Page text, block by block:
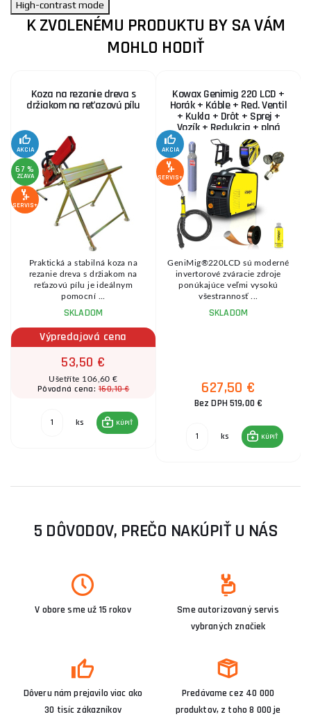
High-contrast mode
K ZVOLENÉMU PRODUKTU BY SA VÁM
MOHLO HODIŤ
Koza na rezanie dreva s
držiakom na reťazovú pílu
AKCIA
67 %
ZĽAVA
SERVIS+
Praktická a stabilná koza na
rezanie dreva s držiakom na
reťazovú pílu je ideálnym
pomocní ...
SKLADOM
Výpredajová cena
53,50 €
Ušetříte 106,60 €
Pôvodná cena:160,10 €
ks KÚPIŤ
Kowax Genimig 220 LCD +
Horák + Káble + Red. Ventil
+ Kukla + Drôt + Sprej +
Vozík + Redukcia + plná
Fľaša Co2
AKCIA
SERVIS+
GeniMig®220LCD sú moderné
invertorové zváracie zdroje
ponúkajúce veľmi vysokú
všestrannosť ...
SKLADOM
627,50 €
Bez DPH 519,00 €
ks KÚPIŤ
5 DÔVODOV, PREČO NAKÚPIŤ U NÁS
V obore sme už 15 rokov
Sme autorizovaný servis
vybraných značiek
Dôveru nám prejavilo viac ako
30 tisíc zákazníkov
Predávame cez 40 000
produktov, z toho 8 000 je